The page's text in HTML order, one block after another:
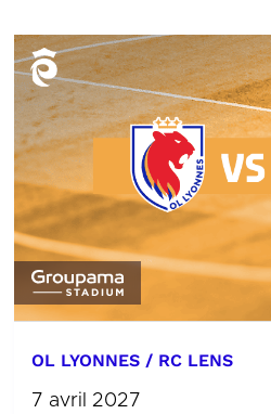
OL LYONNES / RC LENS
7 avril 2027